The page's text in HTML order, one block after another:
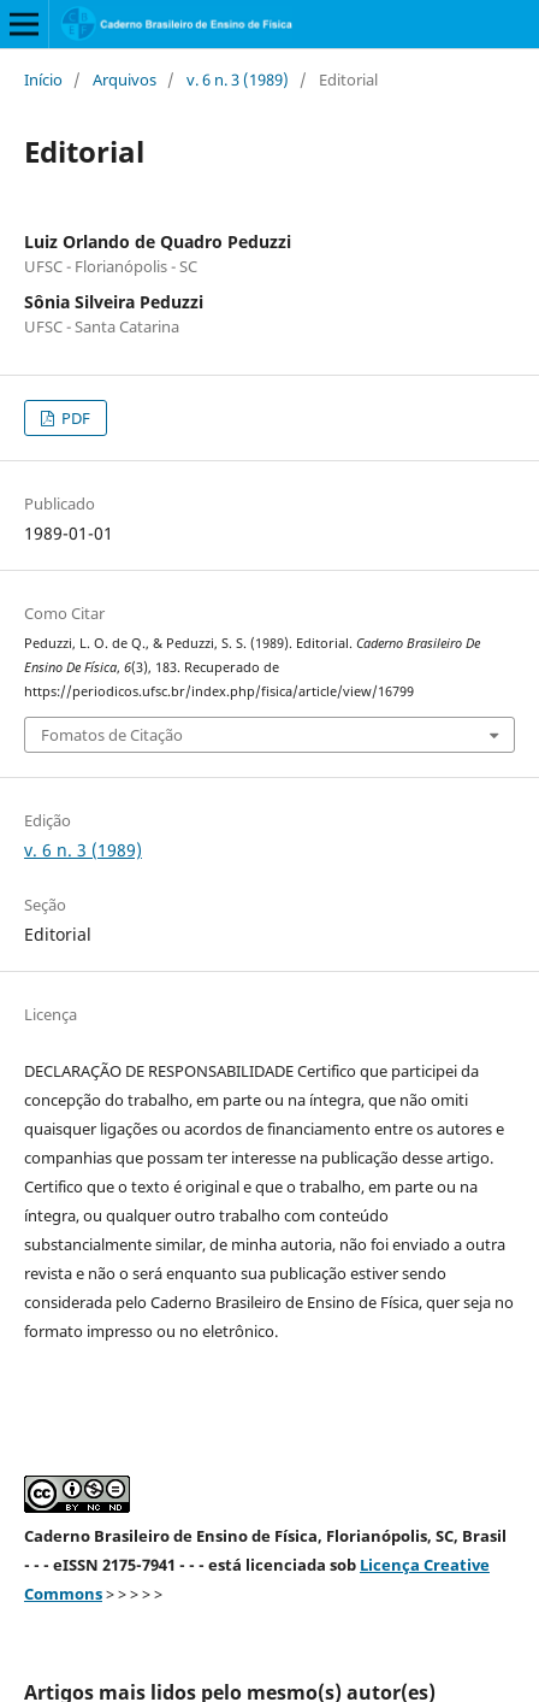
Início / Arquivos / v. 6 n. 3 (1989) / Editorial
Editorial
Luiz Orlando de Quadro Peduzzi
UFSC - Florianópolis - SC
Sônia Silveira Peduzzi
UFSC - Santa Catarina
PDF
Publicado
1989-01-01
Como Citar
Peduzzi, L. O. de Q., & Peduzzi, S. S. (1989). Editorial. Caderno Brasileiro De
Ensino De Física, 6(3), 183. Recuperado de
https://periodicos.ufsc.br/index.php/fisica/article/view/16799
Fomatos de Citação
Edição
v. 6 n. 3 (1989)
Seção
Editorial
Licença
DECLARAÇÃO DE RESPONSABILIDADE Certifico que participei da
concepção do trabalho, em parte ou na íntegra, que não omiti
quaisquer ligações ou acordos de financiamento entre os autores e
companhias que possam ter interesse na publicação desse artigo.
Certifico que o texto é original e que o trabalho, em parte ou na
íntegra, ou qualquer outro trabalho com conteúdo
substancialmente similar, de minha autoria, não foi enviado a outra
revista e não o será enquanto sua publicação estiver sendo
considerada pelo Caderno Brasileiro de Ensino de Física, quer seja no
formato impresso ou no eletrônico.
Caderno Brasileiro de Ensino de Física, Florianópolis, SC, Brasil
- - - eISSN 2175-7941 - - - está licenciada sob Licença Creative
Commons> > > > >
Artigos mais lidos pelo mesmo(s) autor(es)